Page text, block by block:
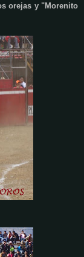
orejas y "Morenito